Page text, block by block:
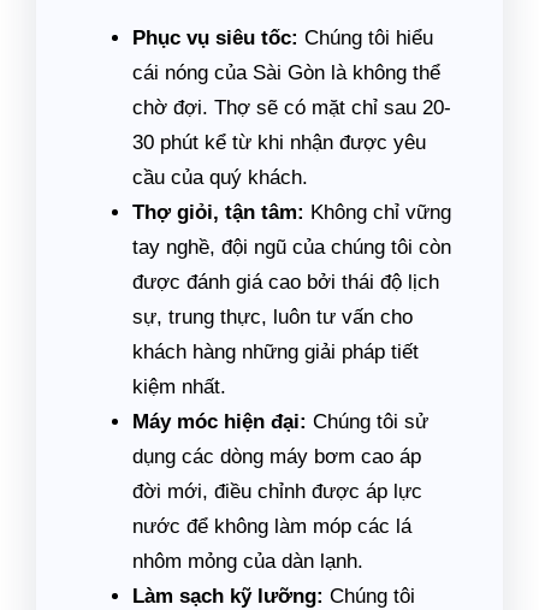
Phục vụ siêu tốc: Chúng tôi hiểu
cái nóng của Sài Gòn là không thể
chờ đợi. Thợ sẽ có mặt chỉ sau 20-
30 phút kể từ khi nhận được yêu
cầu của quý khách.
Thợ giỏi, tận tâm: Không chỉ vững
tay nghề, đội ngũ của chúng tôi còn
được đánh giá cao bởi thái độ lịch
sự, trung thực, luôn tư vấn cho
khách hàng những giải pháp tiết
kiệm nhất.
Máy móc hiện đại: Chúng tôi sử
dụng các dòng máy bơm cao áp
đời mới, điều chỉnh được áp lực
nước để không làm móp các lá
nhôm mỏng của dàn lạnh.
Làm sạch kỹ lưỡng: Chúng tôi